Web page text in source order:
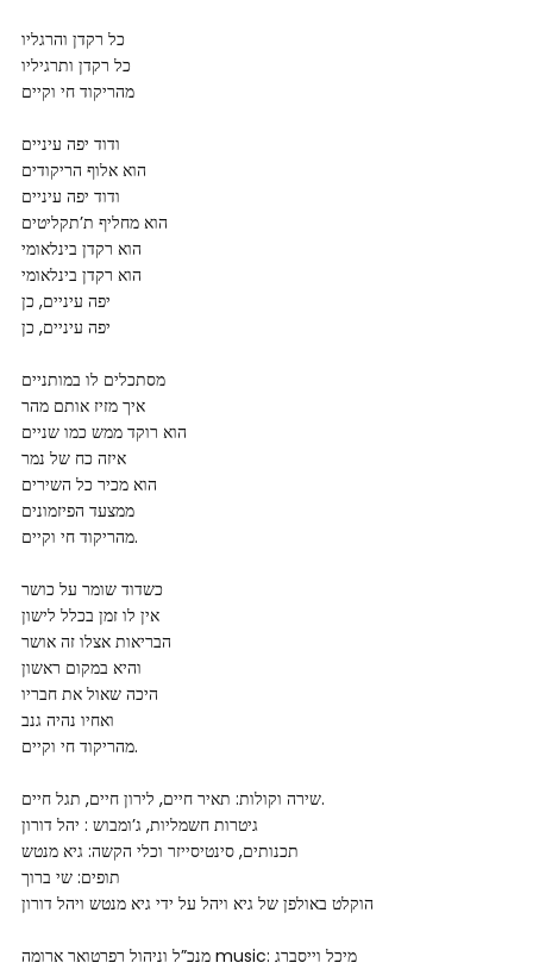
כל רקדן והרגליו
כל רקדן ותרגיליו
מהריקוד חי וקיים
ודוד יפה עיניים
הוא אלוף הריקודים
ודוד יפה עיניים
הוא מחליף ת’תקליטים
הוא רקדן בינלאומי
הוא רקדן בינלאומי
יפה עיניים, כן
יפה עיניים, כן
מסתכלים לו במותניים
איך מזיז אותם מהר
הוא רוקד ממש כמו שניים
איזה כח של נמר
הוא מכיר כל השירים
ממצעד הפיזמונים
מהריקוד חי וקיים.
כשדוד שומר על כושר
אין לו זמן בכלל לישון
הבריאות אצלו זה אושר
והיא במקום ראשון
היכה שאול את חבריו
ואחיו נהיה גנב
מהריקוד חי וקיים.
שירה וקולות: תאיר חיים, לירון חיים, תגל חיים.
גיטרות חשמליות, ג’ומבוש : יהל דורון
תכנותים, סינטיסייזר וכלי הקשה: גיא מנטש
תופים: שי ברוך
הוקלט באולפן של גיא ויהל על ידי גיא מנטש ויהל דורון
מנכ”ל וניהול רפרטואר ארומה music: מיכל וייסברג